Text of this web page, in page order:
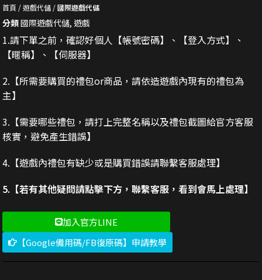
首頁 遊戲代儲 國際遊戲代儲
分類國際遊戲代儲, 遊戲
1.請下單之前，確認好個人【帳號密碼】、【登入方式】、
【暱稱】、【伺服器】
2. 【所需要購買的禮包or商品，請依造遊戲內現有的禮包為
主】
3. 【需要哪些禮包，請打上完整名稱以及禮包截圖給官方客服
核實，避免產生錯誤】
4.【遊戲內禮包有缺少或是購買錯誤請聯繫客服處理】
5.【若有其他疑問請點擊下方，聯繫客服，看到會馬上處理】
加入官方LINE
【Google備用碼/FB復原碼】申請教學